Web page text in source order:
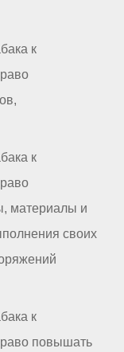
к
к
материалы и
своих
к
повышать